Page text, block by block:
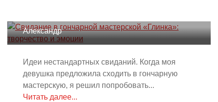
Александр
Идеи нестандартных свиданий. Когда моя
девушка предложила сходить в гончарную
мастерскую, я решил попробовать...
Читать далее...